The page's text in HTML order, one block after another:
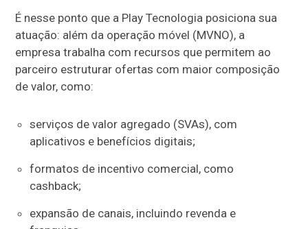
É nesse ponto que a Play Tecnologia posiciona sua
atuação: além da operação móvel (MVNO), a
empresa trabalha com recursos que permitem ao
parceiro estruturar ofertas com maior composição
de valor, como:
serviços de valor agregado (SVAs), com
aplicativos e benefícios digitais;
formatos de incentivo comercial, como
cashback;
expansão de canais, incluindo revenda e